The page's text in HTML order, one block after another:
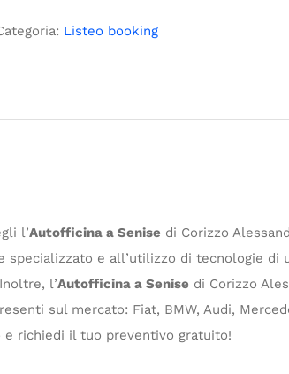
Listeo booking
l’Autofficina a Senise di Corizzo
e all’utilizzo di tecnologie di
l’Autofficina a Senise di Corizzo
sul mercato: Fiat, BMW, Audi,
e richiedi il tuo preventivo gratuito!